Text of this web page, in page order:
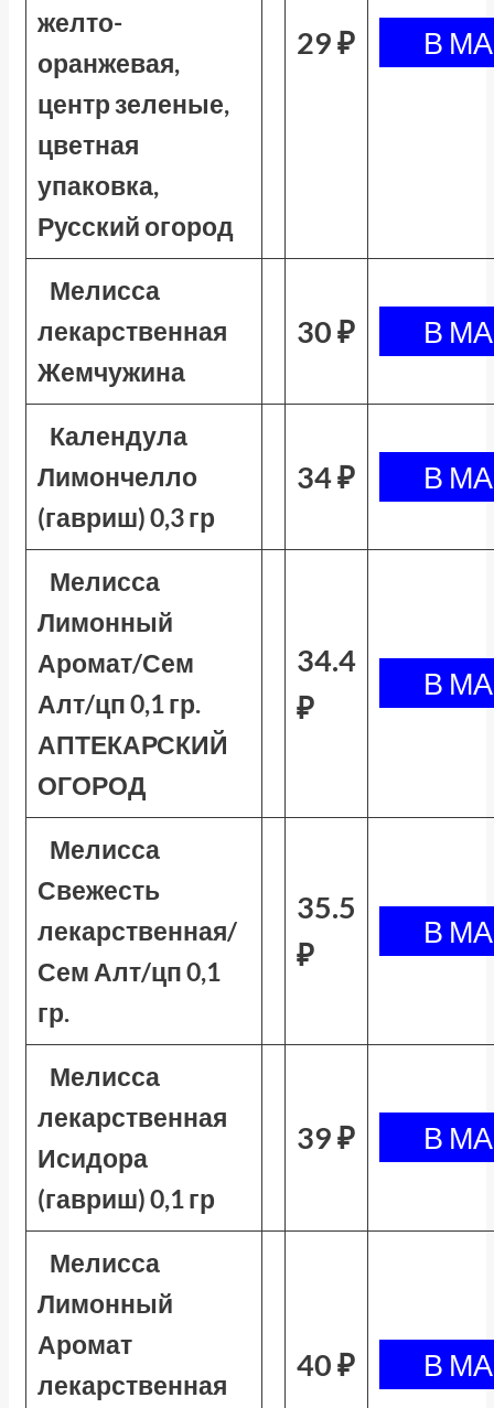
желто-
оранжевая,
центр зеленые,
цветная
упаковка,
Русский огород
29 ₽
Мелисса
лекарственная
Жемчужина
30 ₽
Календула
Лимончелло
(гавриш) 0,3 гр
34 ₽
Мелисса
Лимонный
Аромат/Сем
Алт/цп 0,1 гр.
АПТЕКАРСКИЙ
ОГОРОД
34.4
₽
Мелисса
Свежесть
лекарственная/
Сем Алт/цп 0,1
гр.
35.5
₽
Мелисса
лекарственная
Исидора
(гавриш) 0,1 гр
39 ₽
Мелисса
Лимонный
Аромат
лекарственная
40 ₽